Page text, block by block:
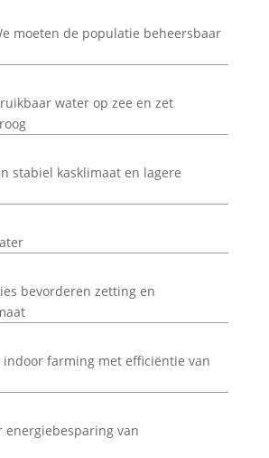
moeten de populatie beheersbaar
water op zee en zet
stabiel kasklimaat en lagere
bevorderen zetting en
indoor farming met efficiëntie van
energiebesparing van